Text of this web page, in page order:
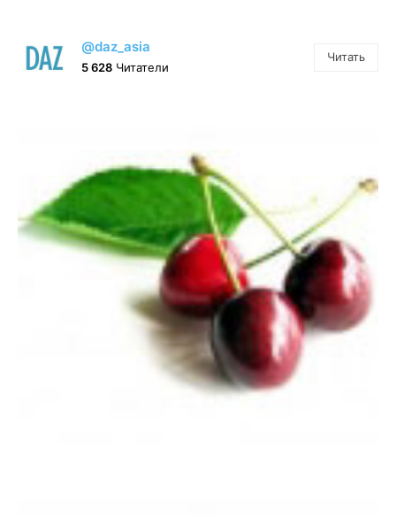
@daz_asia
5 628 Читатели
Читать